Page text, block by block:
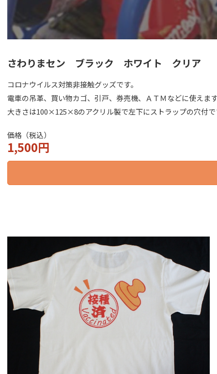
さわりまセン ブラック ホワイト クリア
コロナウイルス対策非接触グッズです。
電車の吊革、買い物カゴ、引戸、券売機、ＡＴＭなどに使えま
大きさは100×125×8のアクリル製で左下にストラップの穴付で
価格（税込）
1,500円